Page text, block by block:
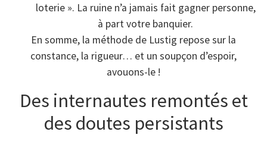
loterie ». La ruine n’a jamais fait gagner personne,
à part votre banquier.
En somme, la méthode de Lustig repose sur la
constance, la rigueur… et un soupçon d’espoir,
avouons-le !
Des internautes remontés et
des doutes persistants